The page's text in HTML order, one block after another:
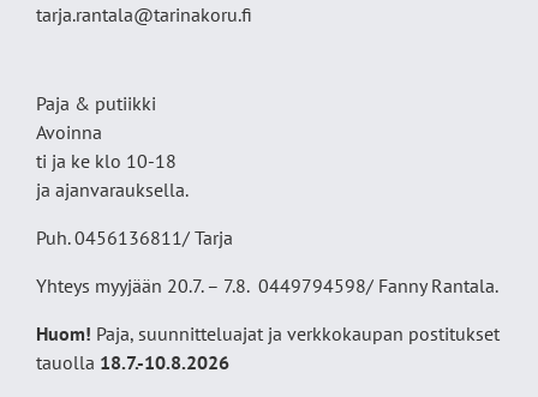
tarja.rantala@tarinakoru.fi
Paja & putiikki
Avoinna
ti ja ke klo 10-18
ja ajanvarauksella.
Puh. 0456136811/ Tarja
Yhteys myyjään 20.7. – 7.8. 0449794598/ Fanny Rantala.
Huom! Paja, suunnitteluajat ja verkkokaupan postitukset
tauolla 18.7.-10.8.2026